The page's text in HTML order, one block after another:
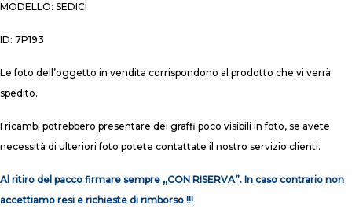
MODELLO: SEDICI
ID: 7P193
Le foto dell’oggetto in vendita corrispondono al prodotto che vi verrà
spedito.
I ricambi potrebbero presentare dei graffi poco visibili in foto, se avete
necessità di ulteriori foto potete contattate il nostro servizio clienti.
Al ritiro del pacco firmare sempre ,,CON RISERVA”. In caso contrario non
accettiamo resi e richieste di rimborso !!!